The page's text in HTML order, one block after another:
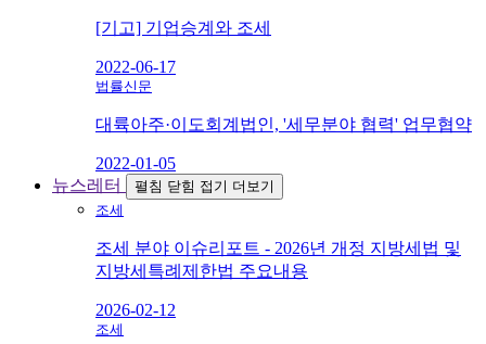
[기고] 기업승계와 조세
2022-06-17
법률신문
대륙아주·이도회계법인, '세무분야 협력' 업무협약
2022-01-05
뉴스레터
펼침 닫힘 접기 더보기
조세
조세 분야 이슈리포트 - 2026년 개정 지방세법 및
지방세특례제한법 주요내용
2026-02-12
조세